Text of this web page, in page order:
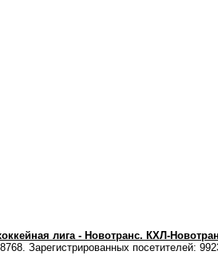
лига - Новотранс. КХЛ-
Зарегистрированных посетителей: